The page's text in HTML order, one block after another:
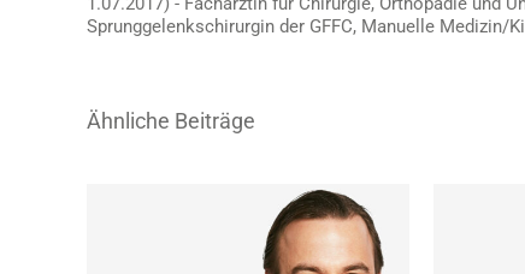
Sprunggelenkschirurgin der GFFC, Manuelle Medizin/
Ähnliche Beiträge